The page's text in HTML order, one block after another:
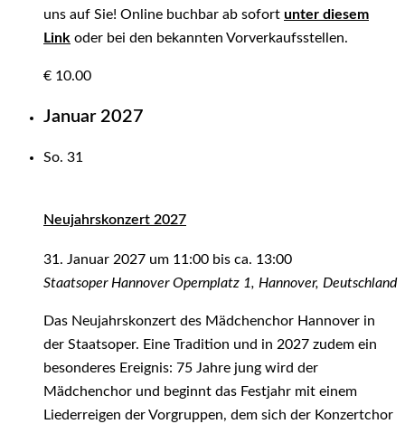
uns auf Sie! Online buchbar ab sofort unter diesem
Link oder bei den bekannten Vorverkaufsstellen.
€ 10.00
Januar 2027
So. 31
Neujahrskonzert 2027
31. Januar 2027 um 11:00 bis ca. 13:00
Staatsoper HannoverOpernplatz 1, Hannover, Deutschland
Das Neujahrskonzert des Mädchenchor Hannover in
der Staatsoper. Eine Tradition und in 2027 zudem ein
besonderes Ereignis: 75 Jahre jung wird der
Mädchenchor und beginnt das Festjahr mit einem
Liederreigen der Vorgruppen, dem sich der Konzertchor